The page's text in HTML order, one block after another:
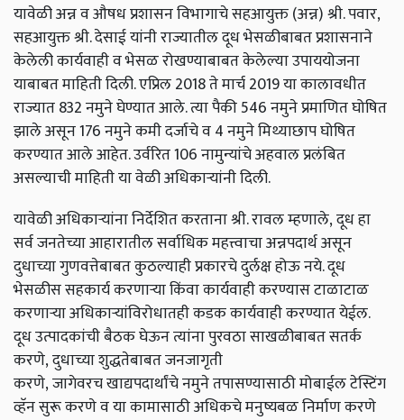
यावेळी अन्न व औषध प्रशासन विभागाचे सहआयुक्त (अन्न) श्री. पवार,
सहआयुक्त श्री. देसाई यांनी राज्यातील दूध भेसळीबाबत प्रशासनाने
केलेली कार्यवाही व भेसळ रोखण्याबाबत केलेल्या उपाययोजना
याबाबत माहिती दिली. एप्रिल2018ते मार्च2019या कालावधीत
राज्यात832नमुने घेण्यात आले. त्या पैकी546नमुने प्रमाणित घोषित
झाले असून176नमुने कमी दर्जाचे व4नमुने मिथ्याछाप घोषित
करण्यात आले आहेत. उर्वरित106नामुन्यांचे अहवाल प्रलंबित
असल्याची माहिती या वेळी अधिकाऱ्यांनी दिली.
यावेळी अधिकाऱ्यांना निर्देशित करताना श्री. रावल म्हणाले,दूध हा
सर्व जनतेच्या आहारातील सर्वाधिक महत्त्वाचा अन्नपदार्थ असून
दुधाच्या गुणवत्तेबाबत कुठल्याही प्रकारचे दुर्लक्ष होऊ नये. दूध
भेसळीस सहकार्य करणाऱ्या किंवा कार्यवाही करण्यास टाळाटाळ
करणाऱ्या अधिकाऱ्यांविरोधातही कडक कार्यवाही करण्यात येईल.
दूध उत्पादकांची बैठक घेऊन त्यांना पुरवठा साखळीबाबत सतर्क
करणे,दुधाच्या शुद्धतेबाबत जनजागृती
करणे,जागेवरच खाद्यपदार्थांचे नमुने तपासण्यासाठी मोबाईल टेस्टिंग
व्हॅन सुरू करणे व या कामासाठी अधिकचे मनुष्यबळ निर्माण करणे